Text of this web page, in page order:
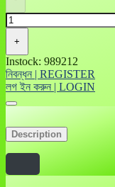
+
Instock: 989212
নিবন্ধন | REGISTER
লগ ইন করুন | LOGIN
Description